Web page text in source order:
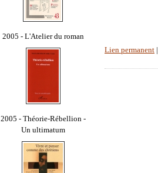
2005 - L'Atelier du roman
2005 - Théorie-Rébellion -
Un ultimatum
Lien permanent